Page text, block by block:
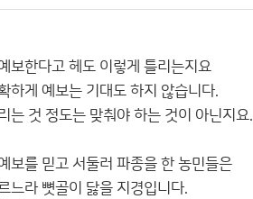
보한다고 헤도 이렇게 틀리는지요
하게 예보는 기대도 하지 않습니다.
는 것 정도는 맞춰야 하는 것이 아닌지요.
보를 믿고 서둘러 파종을 한 농민들은
느라 뼛골이 닳을 지경입니다.